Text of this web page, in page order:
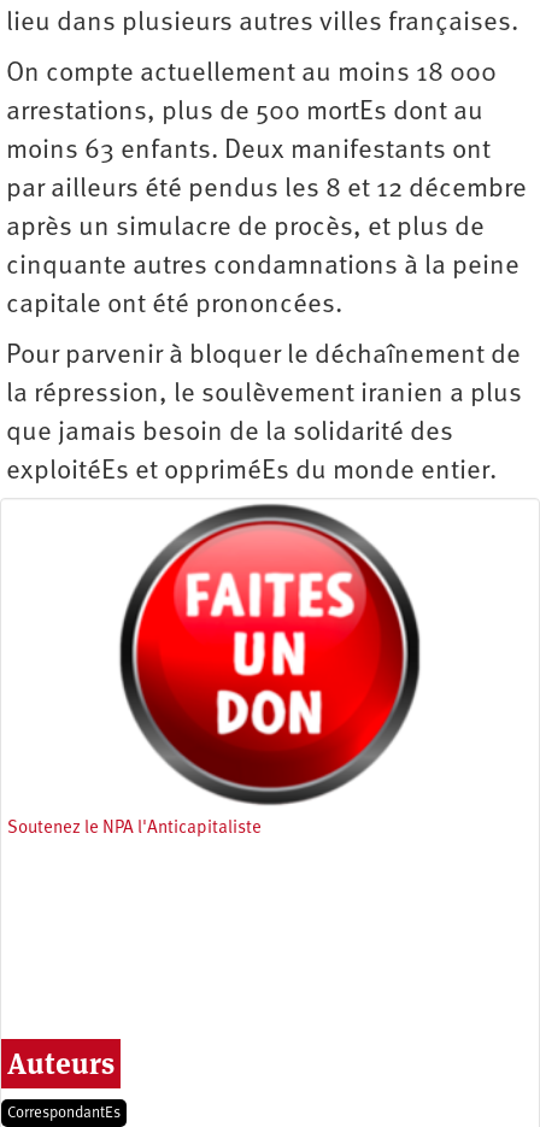
lieu dans plusieurs autres villes françaises.
On compte actuellement au moins 18 000
arrestations, plus de 500 mortEs dont au
moins 63 enfants. Deux manifestants ont
par ailleurs été pendus les 8 et 12 décembre
après un simulacre de procès, et plus de
cinquante autres condamnations à la peine
capitale ont été prononcées.
Pour parvenir à bloquer le déchaînement de
la répression, le soulèvement iranien a plus
que jamais besoin de la solidarité des
exploitéEs et oppriméEs du monde entier.
Soutenez le NPA l'Anticapitaliste
Auteurs
CorrespondantEs